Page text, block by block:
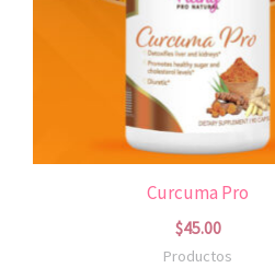
Curcuma Pro
$45.00
Productos